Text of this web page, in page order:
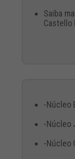
Saiba
Castello
-Núcleo
-Núcleo
-Núcleo